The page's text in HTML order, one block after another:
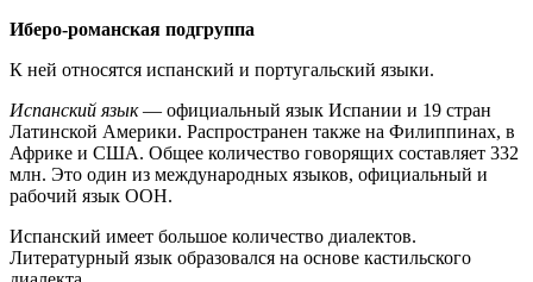
Иберо-романская подгруппа
К ней относятся испанский и португальский языки.
Испанский язык— официальный язык Испании и 19 стран
Латинской Америки. Распространен также на Филиппинах, в
Африке и США. Общее количество говорящих составляет 332
млн. Это один из международных языков, официальный и
рабочий язык ООН.
Испанский имеет большое количество диалектов.
Литературный язык образовался на основе кастильского